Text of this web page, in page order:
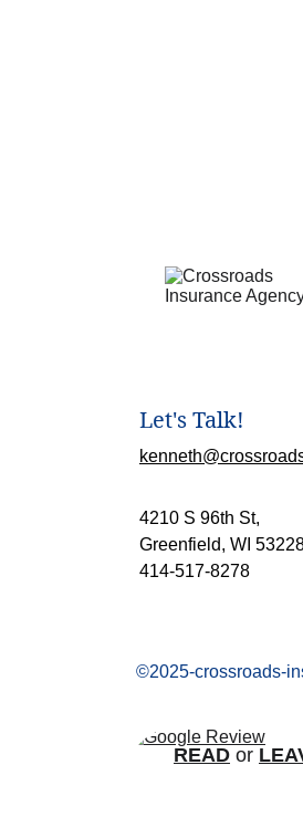
Let's Talk!
4210 S 96th St,
Greenfield, WI
414-517-8278
©2025-crossroads-
READ or